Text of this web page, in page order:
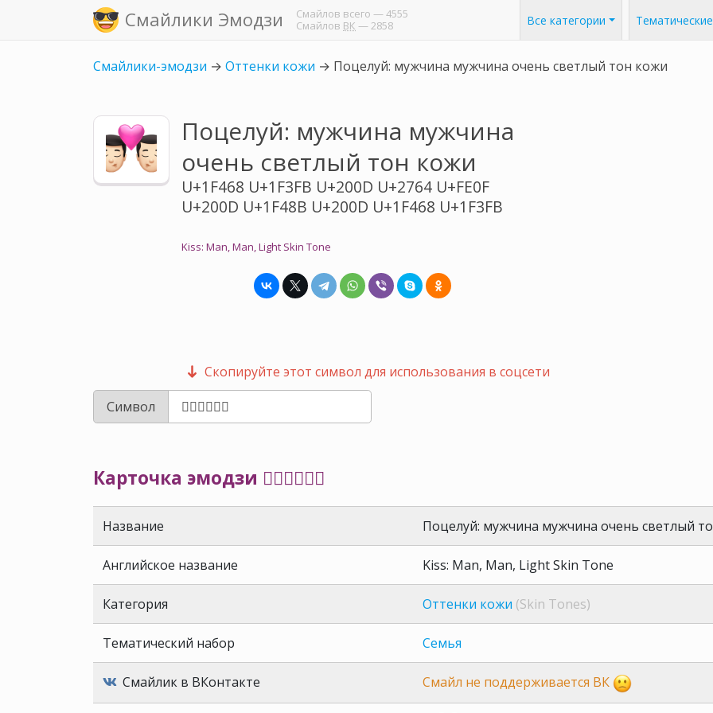
Смайлики Эмодзи Смайлов всего — 4555
Смайлов ВК — 2858 Все категории
Смайлики-эмодзи → Оттенки кожи → Поцелуй: мужчина мужчина очень светлый тон кожи
Поцелуй: мужчина мужчина
очень светлый тон кожи
U+1F468 U+1F3FB U+200D U+2764 U+FE0F
U+200D U+1F48B U+200D U+1F468 U+1F3FB
Kiss: Man, Man, Light Skin Tone
Скопируйте этот символ для использования в соцсети
Символ
Карточка эмодзи 👨🏻‍❤️‍💋‍👨🏻
Название Поцелуй: мужчина мужчина очень светлый
Английское название Kiss: Man, Man, Light Skin Tone
Категория Оттенки кожи (Skin Tones)
Тематический набор Семья
Смайлик в ВКонтакте Смайл не поддерживается ВК